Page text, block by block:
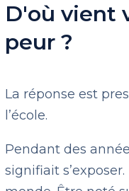
D'où vient
peur ?
La réponse est
l’école.
Pendant des
signifiait